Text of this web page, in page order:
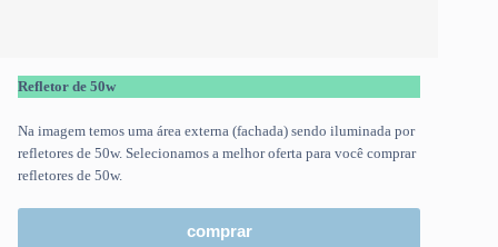
Refletor de 50w
Na imagem temos uma área externa (fachada) sendo iluminada por
refletores de 50w. Selecionamos a melhor oferta para você comprar
refletores de 50w.
comprar